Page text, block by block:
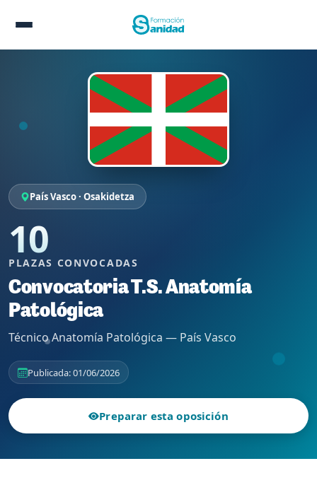
País Vasco · Osakidetza
10
PLAZAS CONVOCADAS
Convocatoria T.S. Anatomía
Patológica
Técnico Anatomía Patológica — País Vasco
Publicada: 01/06/2026
Preparar esta oposición